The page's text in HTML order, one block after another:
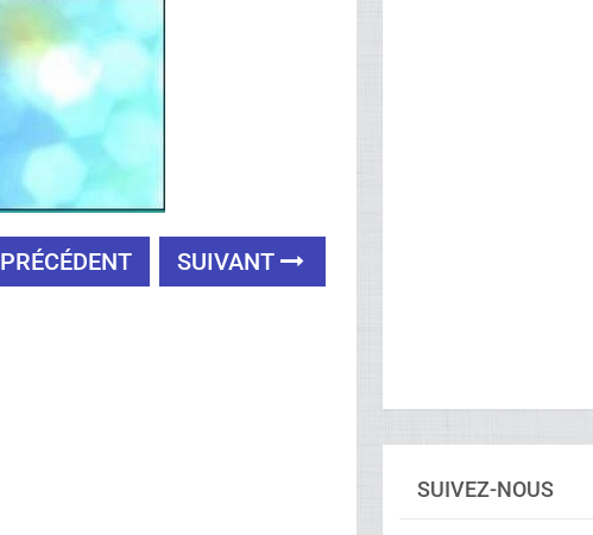
PRÉCÉDENT SUIVANT
SUIVEZ-NOUS